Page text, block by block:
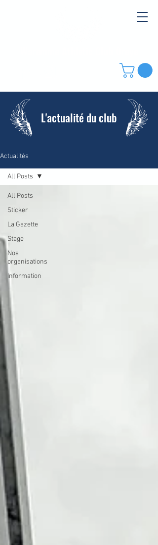
L'actualité du club
Actualités
All Posts
Sticker
La Gazette
Stage
Nos
organisations
Information
All Posts